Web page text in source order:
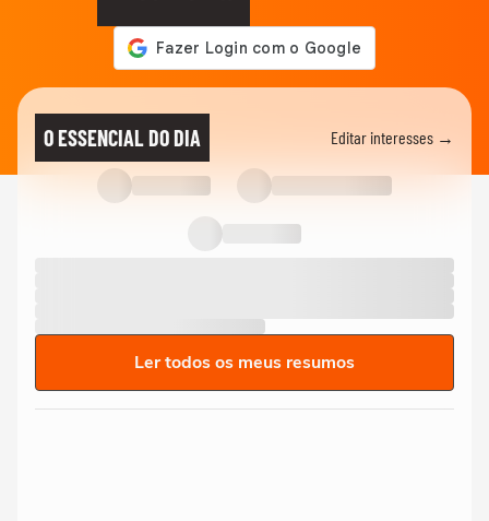
O ESSENCIAL DO DIA Editar interesses →
Ler todos os meus resumos